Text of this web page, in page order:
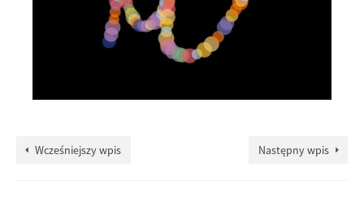
Wcześniejszy wpis Następny wpis